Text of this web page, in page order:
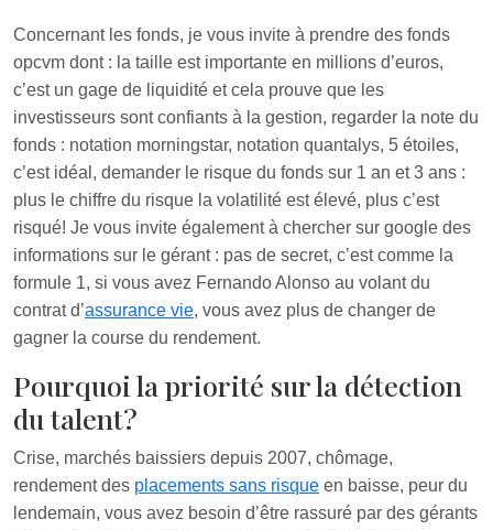
Concernant les fonds, je vous invite à prendre des fonds
opcvm dont : la taille est importante en millions d’euros,
c’est un gage de liquidité et cela prouve que les
investisseurs sont confiants à la gestion, regarder la note du
fonds : notation morningstar, notation quantalys, 5 étoiles,
c’est idéal, demander le risque du fonds sur 1 an et 3 ans :
plus le chiffre du risque la volatilité est élevé, plus c’est
risqué! Je vous invite également à chercher sur google des
informations sur le gérant : pas de secret, c’est comme la
formule 1, si vous avez Fernando Alonso au volant du
contrat d’assurance vie, vous avez plus de changer de
gagner la course du rendement.
Pourquoi la priorité sur la détection
du talent?
Crise, marchés baissiers depuis 2007, chômage,
rendement des placements sans risque en baisse, peur du
lendemain, vous avez besoin d’être rassuré par des gérants